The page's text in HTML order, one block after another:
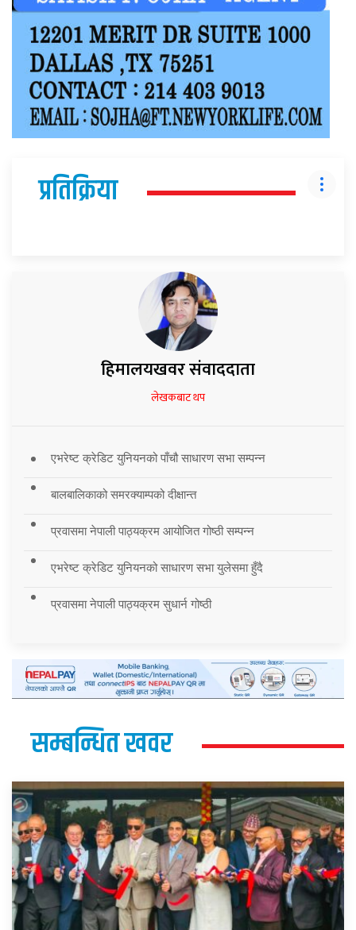
प्रतिक्रिया
हिमालयखवर संवाददाता
लेखकबाट थप
एभरेष्ट क्रेडिट युनियनको पाँचौ साधारण सभा सम्पन्न
बालबालिकाको समरक्याम्पको दीक्षान्त
प्रवासमा नेपाली पाठ्यक्रम आयोजित गोष्ठी सम्पन्न
एभरेष्ट क्रेडिट युनियनको साधारण सभा युलेसमा हुँदै
प्रवासमा नेपाली पाठ्यक्रम सुधार्न गोष्ठी
सम्बन्धित खवर